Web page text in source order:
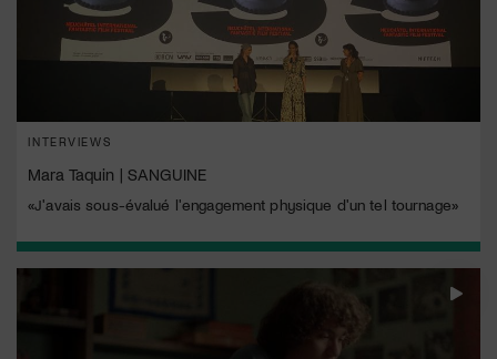
INTERVIEWS
Mara Taquin | SANGUINE
«J'avais sous-évalué l'engagement physique d'un tel tournage»